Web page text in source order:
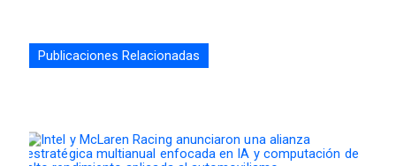
Publicaciones Relacionadas